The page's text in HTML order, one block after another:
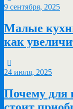
9 сентября, 2025
Малые
как
24 июля, 2025
Почему для